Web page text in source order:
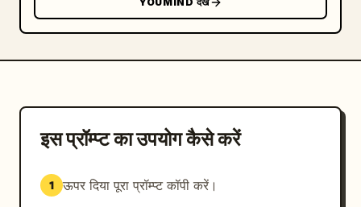
इस प्रॉम्प्ट का उपयोग कैसे करें
1 ऊपर दिया पूरा प्रॉम्प्ट कॉपी करें।